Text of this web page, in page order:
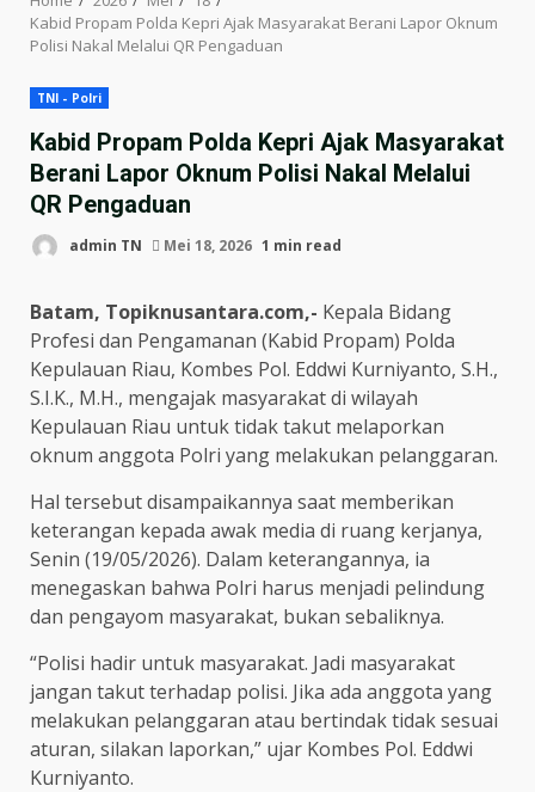
Kabid Propam Polda Kepri Ajak Masyarakat Berani Lapor Oknum
Polisi Nakal Melalui QR Pengaduan
TNI - Polri
Kabid Propam Polda Kepri Ajak Masyarakat
Berani Lapor Oknum Polisi Nakal Melalui
QR Pengaduan
admin TN Mei 18, 2026 1 min read
Batam, Topiknusantara.com,- Kepala Bidang
Profesi dan Pengamanan (Kabid Propam) Polda
Kepulauan Riau, Kombes Pol. Eddwi Kurniyanto, S.H.,
S.I.K., M.H., mengajak masyarakat di wilayah
Kepulauan Riau untuk tidak takut melaporkan
oknum anggota Polri yang melakukan pelanggaran.
Hal tersebut disampaikannya saat memberikan
keterangan kepada awak media di ruang kerjanya,
Senin (19/05/2026). Dalam keterangannya, ia
menegaskan bahwa Polri harus menjadi pelindung
dan pengayom masyarakat, bukan sebaliknya.
“Polisi hadir untuk masyarakat. Jadi masyarakat
jangan takut terhadap polisi. Jika ada anggota yang
melakukan pelanggaran atau bertindak tidak sesuai
aturan, silakan laporkan,” ujar Kombes Pol. Eddwi
Kurniyanto.